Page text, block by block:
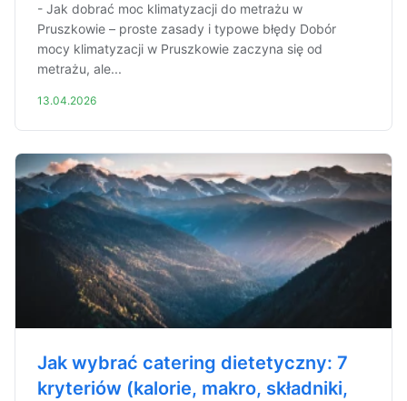
- Jak dobrać moc klimatyzacji do metrażu w
Pruszkowie – proste zasady i typowe błędy Dobór
mocy klimatyzacji w Pruszkowie zaczyna się od
metrażu, ale...
13.04.2026
Jak wybrać catering dietetyczny: 7
kryteriów (kalorie, makro, składniki,